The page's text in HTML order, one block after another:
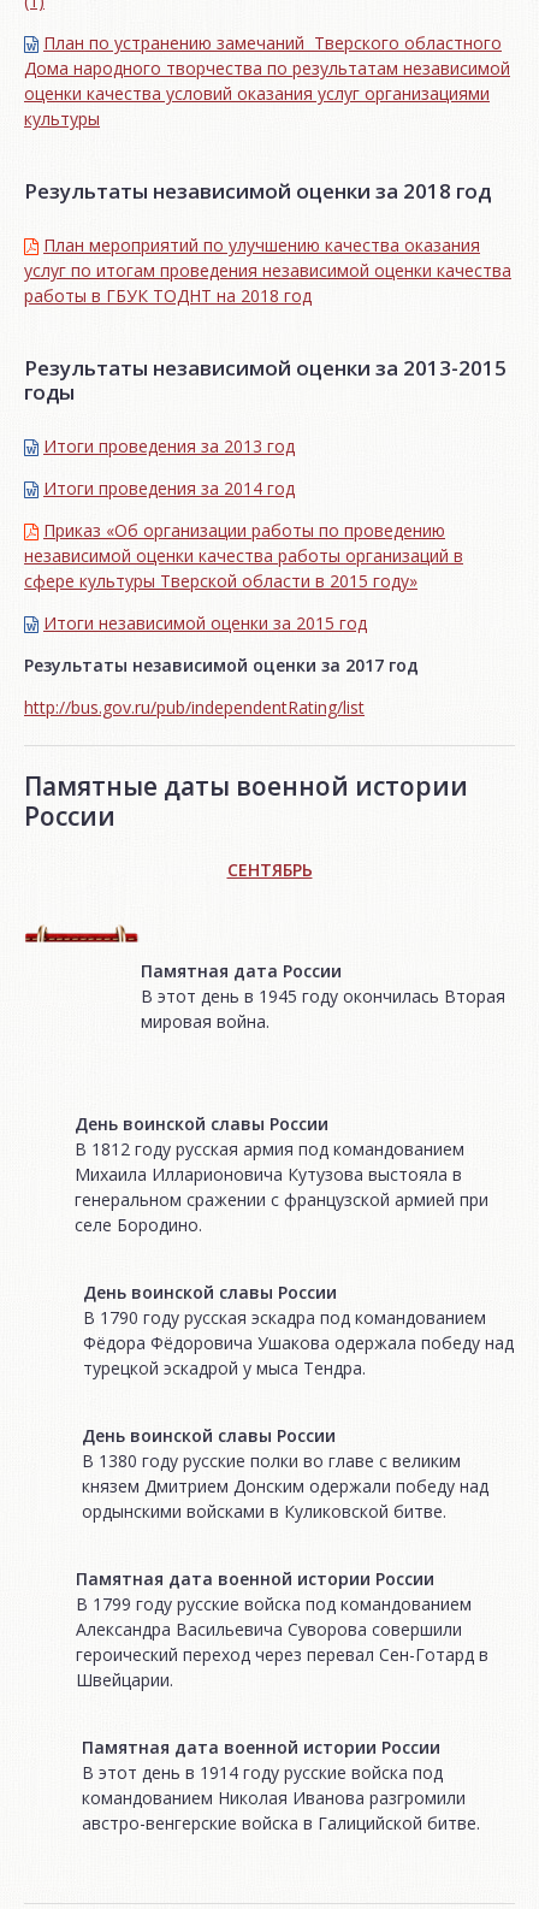
План по устранению замечаний Тверского областного
Дома народного творчества по результатам независимой
оценки качества условий оказания услуг организациями
культуры
Результаты независимой оценки за 2018 год
План мероприятий по улучшению качества оказания
услуг по итогам проведения независимой оценки качества
работы в ГБУК ТОДНТ на 2018 год
Результаты независимой оценки за 2013-2015
годы
Итоги проведения за 2013 год
Итоги проведения за 2014 год
Приказ «Об организации работы по проведению
независимой оценки качества работы организаций в
сфере культуры Тверской области в 2015 году»
Итоги независимой oценки за 2015 год
Результаты независимой оценки за 2017 год
http://bus.gov.ru/pub/independentRating/list
Памятные даты военной истории
России
СЕНТЯБРЬ
Памятная дата России
В этот день в 1945 году окончилась Вторая
мировая война.
День воинской славы России
В 1812 году русская армия под командованием
Михаила Илларионовича Кутузова выстояла в
генеральном сражении с французской армией при
селе Бородино.
День воинской славы России
В 1790 году русская эскадра под командованием
Фёдора Фёдоровича Ушакова одержала победу над
турецкой эскадрой у мыса Тендра.
День воинской славы России
В 1380 году русские полки во главе с великим
князем Дмитрием Донским одержали победу над
ордынскими войсками в Куликовской битве.
Памятная дата военной истории России
В 1799 году русские войска под командованием
Александра Васильевича Суворова совершили
героический переход через перевал Сен-Готард в
Швейцарии.
Памятная дата военной истории России
В этот день в 1914 году русские войска под
командованием Николая Иванова разгромили
австро-венгерские войска в Галицийской битве.